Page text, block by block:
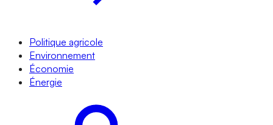
Politique agricole
Environnement
Économie
Énergie